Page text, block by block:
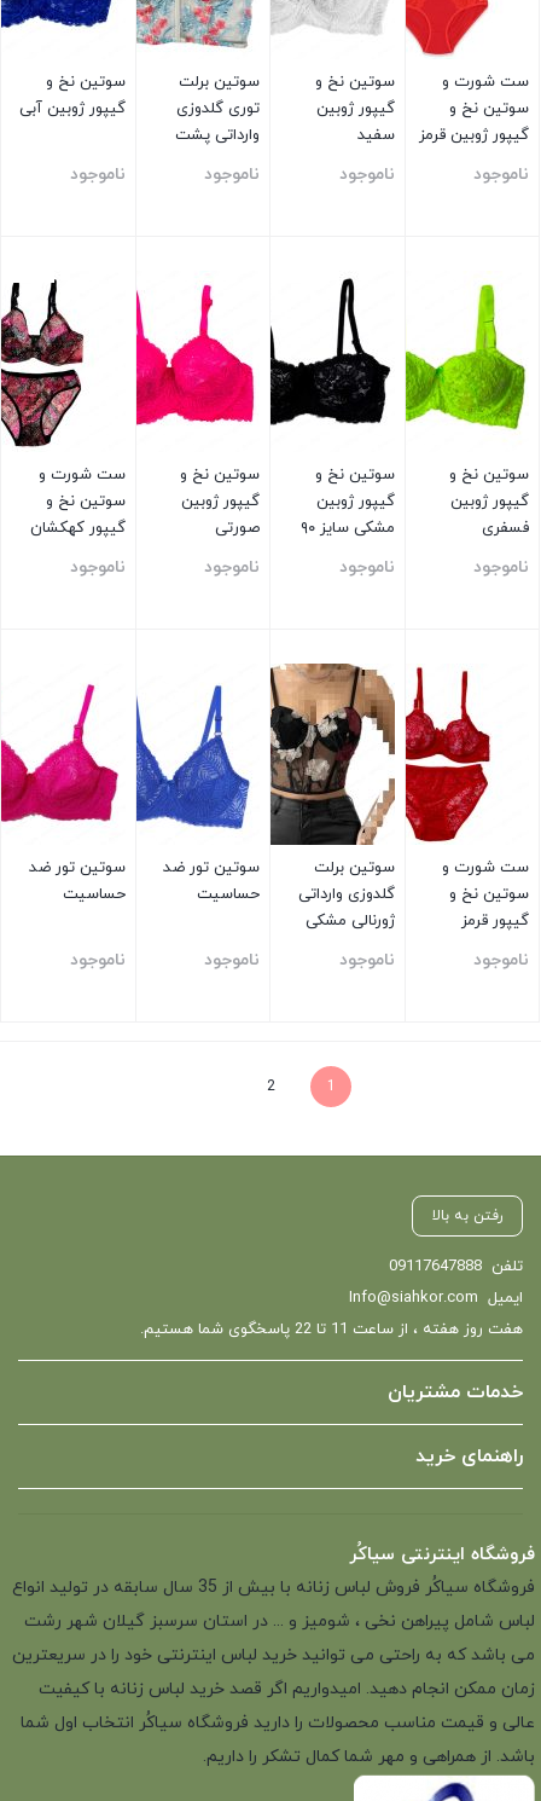
ست شورت و
سوتین نخ و
گیپور ژوبین قرمز
ناموجود
سوتین نخ و
گیپور ژوبین
سفید
ناموجود
سوتین برلت
توری گلدوزی
وارداتی پشت
ناموجود
سوتین نخ و
گیپور ژوبین آبی
ناموجود
سوتین نخ و
گیپور ژوبین
فسفری
ناموجود
سوتین نخ و
گیپور ژوبین
مشکی سایز ۹۰
ناموجود
سوتین نخ و
گیپور ژوبین
صورتی
ناموجود
ست شورت و
سوتین نخ و
گیپور کهکشان
ناموجود
ست شورت و
سوتین نخ و
گیپور قرمز
ناموجود
سوتین برلت
گلدوزی وارداتی
ژورنالی مشکی
ناموجود
سوتین تور ضد
حساسیت
ناموجود
سوتین تور ضد
حساسیت
ناموجود
1
2
رفتن به بالا
تلفن 09117647888
ایمیل Info@siahkor.com
هفت روز هفته ، از ساعت 11 تا 22 پاسخگوی شما هستیم.
خدمات مشتریان
راهنمای خرید
فروشگاه اینترنتی سیاکُر
فروشگاه سیاکُر فروش لباس زنانه با بیش از 35 سال سابقه در تولید انواع
لباس شامل پیراهن نخی ، شومیز و ... در استان سرسبز گیلان شهر رشت
می باشد که به راحتی می توانید خرید لباس اینترنتی خود را در سریعترین
زمان ممکن انجام دهید. امیدواریم اگر قصد خرید لباس زنانه با کیفیت
عالی و قیمت مناسب محصولات را دارید فروشگاه سیاکُر انتخاب اول شما
باشد. از همراهی و مهر شما کمال تشکر را داریم.